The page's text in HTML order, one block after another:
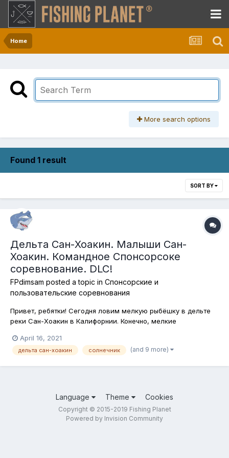
Home
More search options
Found 1 result
SORT BY
Дельта Сан-Хоакин. Малыши Сан-
Хоакин. Командное Спонсорсоке
соревнование. DLC!
FPdimsam posted a topic in Спонсорские и
пользовательские соревнования
Привет, ребятки! Сегодня ловим мелкую рыбёшку в дельте
реки Сан-Хоакин в Калифорнии. Конечно, мелкие
Европе, но думаю, от этого их вылов будет не менее
интересным! Снасти - любые, подстаки - можно! Вперёд!
April 16, 2021
дельта сан-хоакин солнечник (and 9 more)
Language Theme Cookies
Copyright © 2015-2019 Fishing Planet
Powered by Invision Community